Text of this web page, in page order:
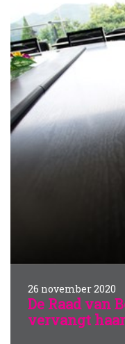
26 november 2020
De Raad van
vervangt